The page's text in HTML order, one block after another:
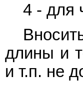
4 - для
длины и
и т.п. не